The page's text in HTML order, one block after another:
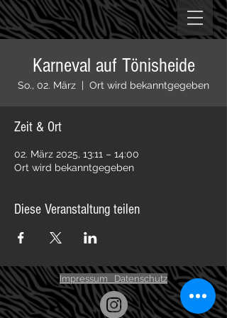
Karneval auf Tönisheide
So., 02. März
  |
Ort wird bekanntgegeben
Zeit & Ort
02. März 2025, 13:11 – 14:00
Ort wird bekanntgegeben
Diese Veranstaltung teilen
Impressum Datenschutz